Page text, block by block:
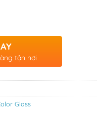
tận nơi
Glass